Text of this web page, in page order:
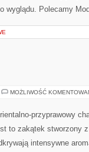
wyglądu. Polecamy
MOŻLIWOŚĆ
przyprawowy
to zakątek stworzony
intensywne